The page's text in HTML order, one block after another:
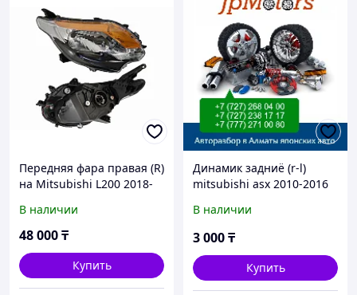
Передняя фара правая (R)
на Mitsubishi L200 2018-
В наличии
48 000₸
Купить
Динамик задниё (r-l)
mitsubishi asx 2010-2016
В наличии
3 000₸
Купить